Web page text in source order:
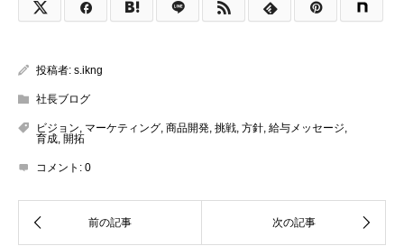
投稿者: s.ikng
社長ブログ
ビジョン, マーケティング, 商品開発, 挑戦, 方針, 給与メッセージ,
育成, 開拓
コメント: 0